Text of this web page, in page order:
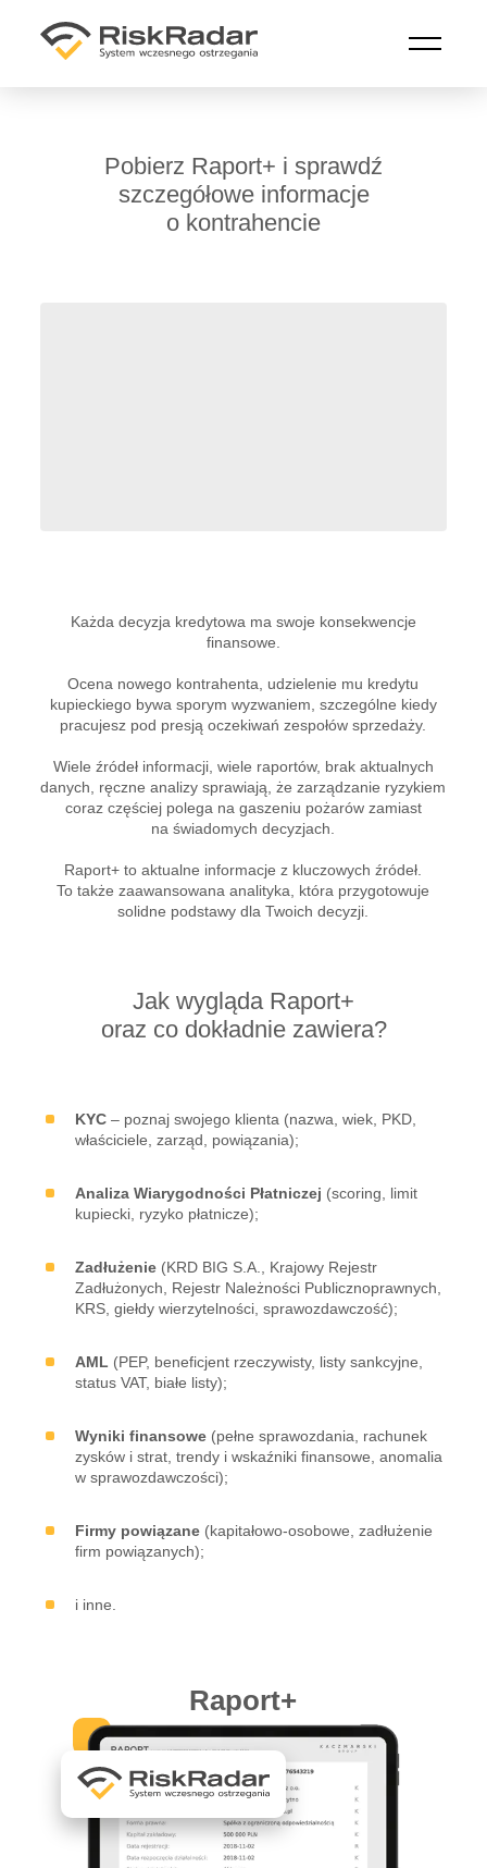
Przejdź do treści głównej
Pobierz Raport+ i sprawdź
szczegółowe informacje
o kontrahencie
Każda decyzja kredytowa ma swoje konsekwencje
finansowe.
Ocena nowego kontrahenta, udzielenie mu kredytu
kupieckiego bywa sporym wyzwaniem, szczególne kiedy
pracujesz pod presją oczekiwań zespołów sprzedaży.
Wiele źródeł informacji, wiele raportów, brak aktualnych
danych, ręczne analizy sprawiają, że zarządzanie ryzykiem
coraz częściej polega na gaszeniu pożarów zamiast
na świadomych decyzjach.
Raport+ to aktualne informacje z kluczowych źródeł.
To także zaawansowana analityka, która przygotowuje
solidne podstawy dla Twoich decyzji.
Jak wygląda Raport+
oraz co dokładnie zawiera?
KYC – poznaj swojego klienta (nazwa, wiek, PKD,
właściciele, zarząd, powiązania);
Analiza Wiarygodności Płatniczej (scoring, limit
kupiecki, ryzyko płatnicze);
Zadłużenie (KRD BIG S.A., Krajowy Rejestr
Zadłużonych, Rejestr Należności Publicznoprawnych,
KRS, giełdy wierzytelności, sprawozdawczość);
AML (PEP, beneficjent rzeczywisty, listy sankcyjne,
status VAT, białe listy);
Wyniki finansowe (pełne sprawozdania, rachunek
zysków i strat, trendy i wskaźniki finansowe, anomalia
w sprawozdawczości);
Firmy powiązane (kapitałowo-osobowe, zadłużenie
firm powiązanych);
i inne.
Raport+